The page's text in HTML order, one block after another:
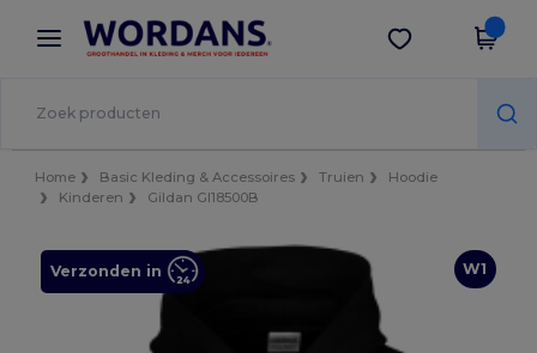
× Wordans-app
Betere prijzen in de app!
Download app
Home Basic Kleding & Accessoires Truien
Hoodie
Kinderen
Gildan GI18500B
W1
Verzonden in